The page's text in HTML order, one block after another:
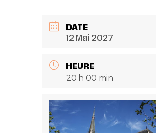
DATE
12 Mai 2027
HEURE
20 h 00 min